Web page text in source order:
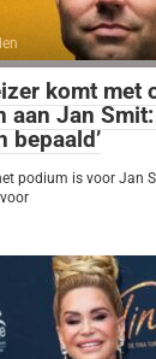
komt met
aan Jan Smit:
bepaald’
podium is voor Jan